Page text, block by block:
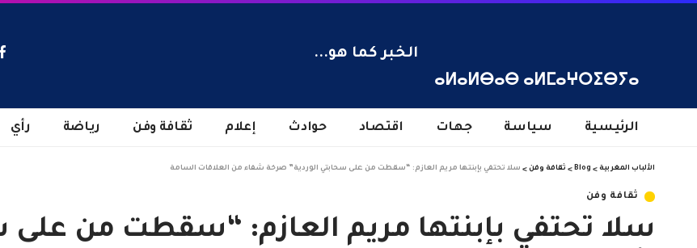
ⴰⵍⴰⵍⴱⴰⴱ ⴰⵍⵎⴰⵖⵔⵉⴱⵢⴰ
الخبر كما هو...
الرئيسية سياسة جهات اقتصاد حوادث إعلام ثقافة وفن رياضة رأي
الألباب المغربية >
Blog
> ثقافة وفن > سلا تحتفي بإبنتها مريم العازم: “سقطت من على سحابتي الوردية” صرخة شفاء من العلاقات السامة
ثقافة وفن
سلا تحتفي بإبنتها مريم العازم: “سقطت من على